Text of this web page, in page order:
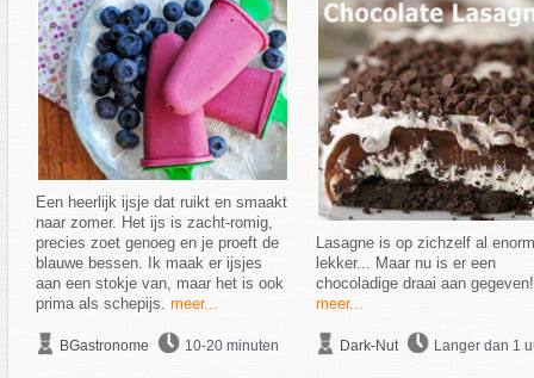
Een heerlijk ijsje dat ruikt en smaakt
naar zomer. Het ijs is zacht-romig,
precies zoet genoeg en je proeft de
blauwe bessen. Ik maak er ijsjes
aan een stokje van, maar het is ook
prima als schepijs. meer...
BGastronome 10-20 minuten
Lasagne is op zichzelf al enorm
lekker... Maar nu is er een
chocoladige draai aan gegeven!
meer...
Dark-Nut Langer dan 1